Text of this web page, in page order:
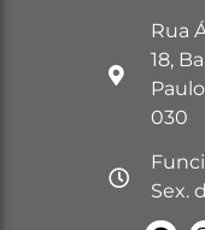
Rua
18,
030
Sex.